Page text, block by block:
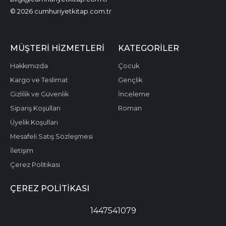
© 2026 cumhuriyetkitap.com.tr
MÜŞTERI HIZMETLERI
Hakkımızda
Kargo ve Teslimat
Gizlilik ve Güvenlik
Sipariş Koşulları
Üyelik Koşulları
Mesafeli Satış Sözleşmesi
İletişim
Çerez Politikası
KATEGORILER
Çocuk
Gençlik
İnceleme
Roman
ÇEREZ POLITIKASI
1447541079